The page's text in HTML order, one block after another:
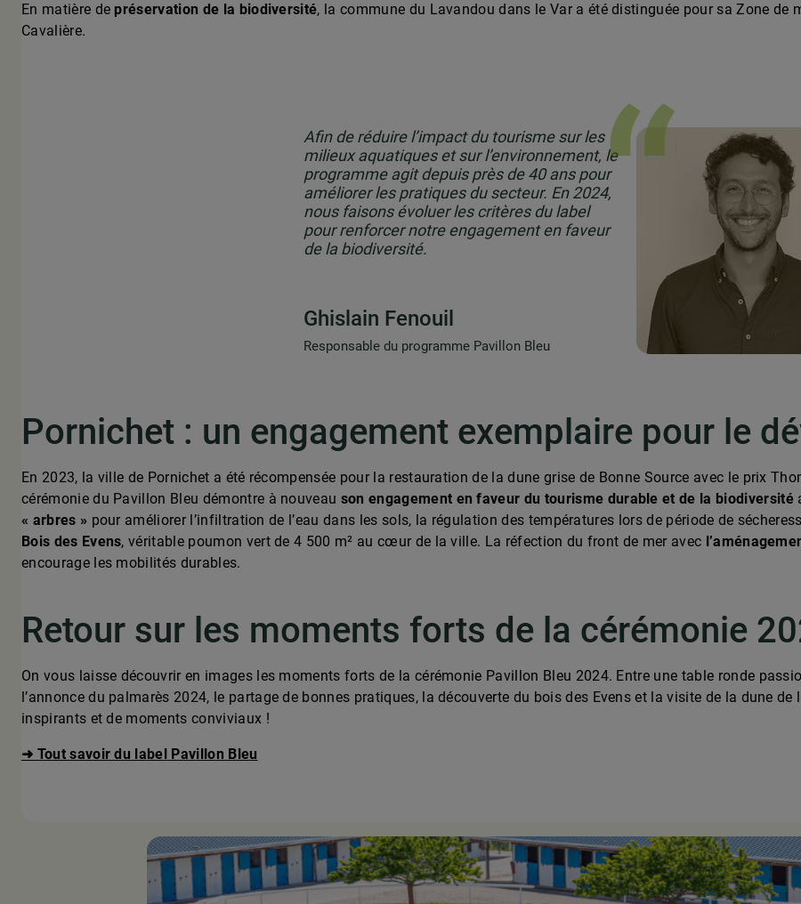
En matière de préservation de la biodiversité, la commune du Lavandou dans le Var a été distinguée pour sa Zone de
Cavalière.
Afin de réduire l’impact du tourisme sur les
milieux aquatiques et sur l’environnement, le
programme agit depuis près de 40 ans pour
améliorer les pratiques du secteur. En 2024,
nous faisons évoluer les critères du label
pour renforcer notre engagement en faveur
de la biodiversité.
Ghislain Fenouil
Responsable du programme Pavillon Bleu
Pornichet : un engagement exemplaire pour le
En 2023, la ville de Pornichet a été récompensée pour la restauration de la dune grise de Bonne Source avec le prix
cérémonie du Pavillon Bleu démontre à nouveau son engagement en faveur du tourisme durable et de la biodiversité
« arbres » pour améliorer l’infiltration de l’eau dans les sols, la régulation des températures lors de période de
Bois des Evens, véritable poumon vert de 4 500 m² au cœur de la ville. La réfection du front de mer avec
encourage les mobilités durables.
Retour sur les moments forts de la cérémonie
On vous laisse découvrir en images les moments forts de la cérémonie Pavillon Bleu 2024. Entre une table ronde
l’annonce du palmarès 2024, le partage de bonnes pratiques, la découverte du bois des Evens et la visite de la dune
inspirants et de moments conviviaux !
➜ Tout savoir du label Pavillon Bleu